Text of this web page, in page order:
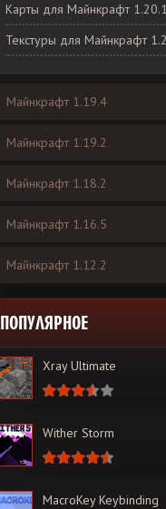
Карты для Майнкрафт 1.20.1
Текстуры для Майнкрафт
Майнкрафт 1.19.4
Майнкрафт 1.19.2
Майнкрафт 1.18.2
Майнкрафт 1.16.5
Майнкрафт 1.12.2
ПОПУЛЯРНОЕ
Xray Ultimate
Wither Storm
MacroKey Keybinding